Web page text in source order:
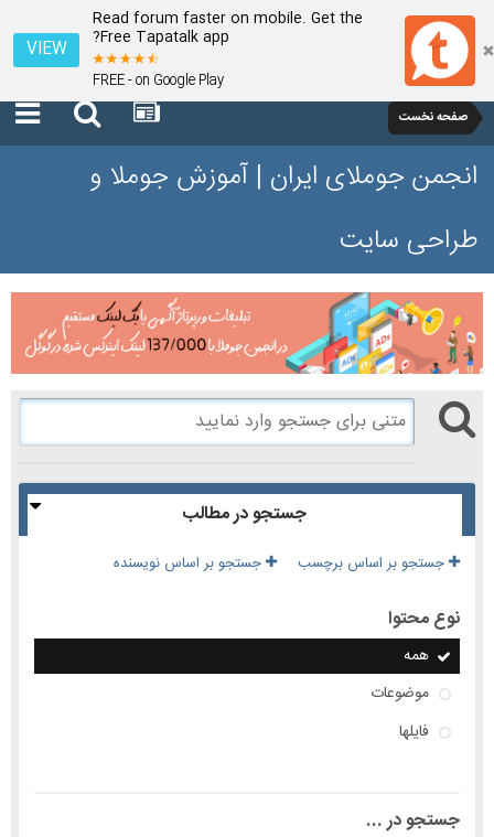
Read forum faster on mobile. Get the
Free Tapatalk app?
FREE - on Google Play
VIEW
صفحه نخست
انجمن جوملای ایران | آموزش جوملا و
طراحی سایت
جستجو در مطالب
جستجو بر اساس برچسب جستجو بر اساس نویسنده
نوع محتوا
همه
موضوعات
فایلها
جستجو در ...